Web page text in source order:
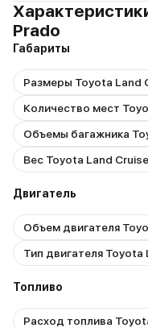
Prado
Габариты
Размеры Toyota Land
Количество мест
Вес Toyota Land
Двигатель
Объем двигателя
Тип двигателя Toyota
Топливо
Расход топлива